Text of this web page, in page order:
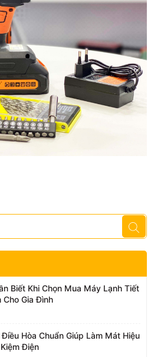
Biết Khi Chọn Mua Máy Lạnh Tiết
Cho Gia Đình
Hòa Chuẩn Giúp Làm Mát Hiệu
Điện